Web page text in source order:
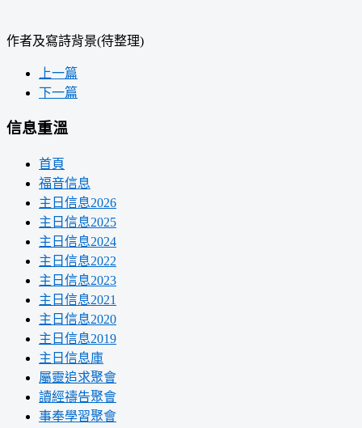
作者及寫詩背景(待整理)
上一篇
下一篇
信息重溫
首頁
福音信息
主日信息2026
主日信息2025
主日信息2024
主日信息2022
主日信息2023
主日信息2021
主日信息2020
主日信息2019
主日信息庫
屬靈追求聚會
讀經禱告聚會
事奉學習聚會